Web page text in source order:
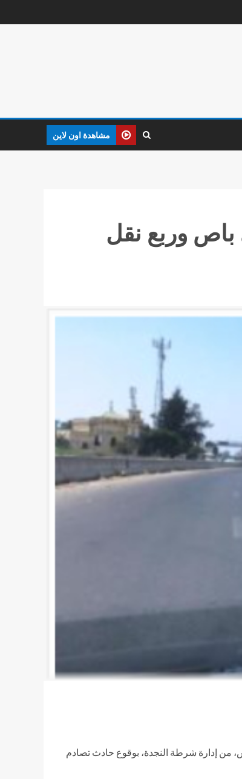
مشاهدة اون لاين
مينى باص وربع نقل
من إدارة شرطة النجدة، بوقوع حادث تصادم